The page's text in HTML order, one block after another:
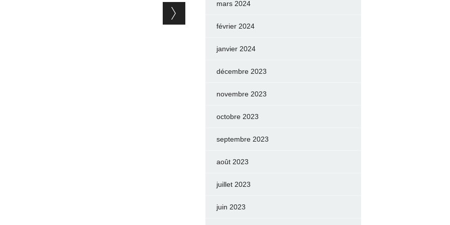
mars 2024
février 2024
janvier 2024
décembre 2023
novembre 2023
octobre 2023
septembre 2023
août 2023
juillet 2023
juin 2023